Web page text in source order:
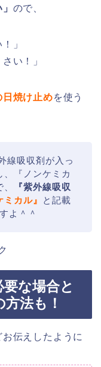
ので、
」
い！」
焼け止めを使う
線吸収剤が入っ
『ノンケミカ
『紫外線吸収
ミカル』
と記載
よ＾＾
な場合と
法も！
伝えしたように